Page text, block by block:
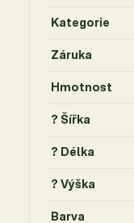
Kategorie
Záruka
Hmotnost
? Šířka
? Délka
? Výška
Barva